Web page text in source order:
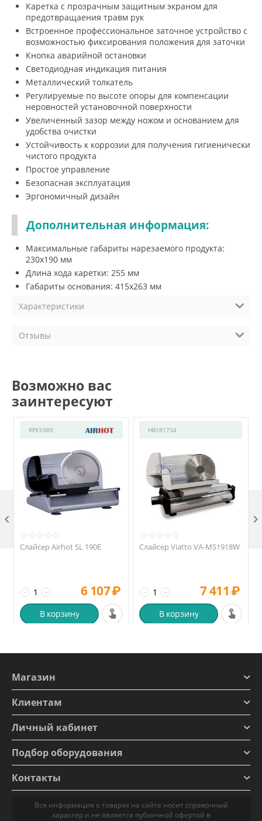
Каретка с прозрачным защитным экраном для
предотвращаения травм рук
Встроенное профессиональное заточное устройство с
возможностью фиксирования положения для заточки
Кнопка аварийной остановки
Cветодиодная индикация питания
Металлический толкатель
Регулируемые по высоте опоры для компенсации
неровностей установочной поверхности
Увеличенный зазор между ножом и основанием для
удобства очистки
Устойчивость к коррозии для получения гигиенически
чистого продукта
Простое управление
Безопасная эксплуатация
Эргономичный дизайн
Дополнительная информация:
Максимальные габариты нарезаемого продукта:
230х190 мм
Длина хода каретки: 255 мм
Габариты основания: 415х263 мм
Характеристики
Отзывы
Возможно вас
заинтересуют
RPE5989
Слайсер Airhot SL 190E
+
− 6 107₽
В корзину
HB181734
Слайсер Viatto VA-MS1918W
+
− 7 411 ₽
В корзину
 
Магазин
Клиентам
Личный кабинет
Подбор оборудования
Контакты
Вся информация о товарах на сайте носит справочный
характер и не является публичной офертой в